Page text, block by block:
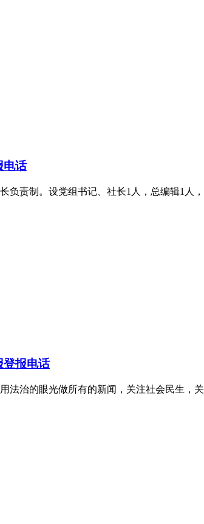
电话
负责制。设党组书记、社长1人，总编辑1人
登报电话
法治的眼光做所有的新闻，关注社会民生，